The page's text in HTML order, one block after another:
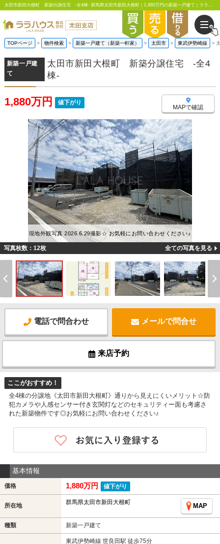
太田市新田大根町 新築分譲住宅 -全4棟- 群馬県太田市新田大根町｜1,880万円の新築一戸建て｜ララハウス太田支店
TOPページ 物件検索 新築一戸建て（新築一軒家） 太田市 東武伊勢崎線
新築一戸建
て
太田市新田大根町 新築分譲住宅 -全4
棟-
1,880万円 値下がり
MAPで確認
現地外観写真 2026.6.29撮影☆ お気軽にお問い合わせください♪
写真枚数：12枚 全ての写真を見る
電話で問合わせ メールで問合せ
来店予約
ここがおすすめ！
全4棟の分譲地《太田市新田大根町》通りから見えにくいメリット☆防
犯カメラや人感センサー付き玄関灯などのセキュリティー面も考慮さ
れた新築物件です◎お気軽にお問い合わせください♪
基本情報
価格 1,880万円 値下がり
所在地 群馬県太田市新田大根町
MAP
種類 新築一戸建て
東武伊勢崎線 世良田駅 徒歩75分